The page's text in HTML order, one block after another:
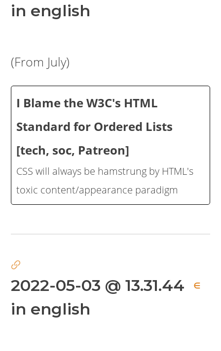
in english
(From July)
I Blame the W3C's HTML
Standard for Ordered Lists
[tech, soc, Patreon]
CSS will always be hamstrung by HTML's
toxic content/appearance paradigm
2022-05-03 @ 13.31.44 ∈
in english